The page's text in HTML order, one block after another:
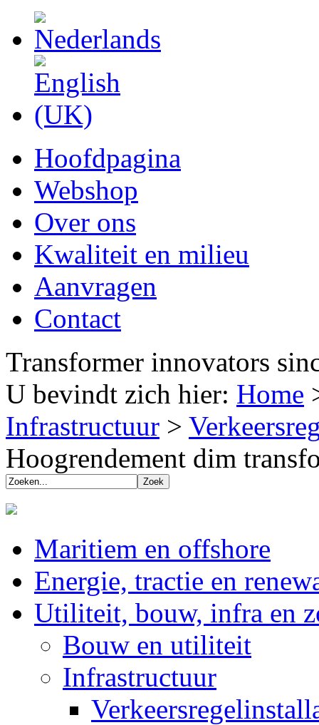
Hoofdpagina
Webshop
Over ons
Kwaliteit en milieu
Aanvragen
Contact
Transformer innovators
U bevindt zich hier: Home
Infrastructuur >
Hoogrendement dim
Maritiem en offshore
Energie, tractie en
Utiliteit, bouw, infra en
Bouw en utiliteit
Infrastructuur